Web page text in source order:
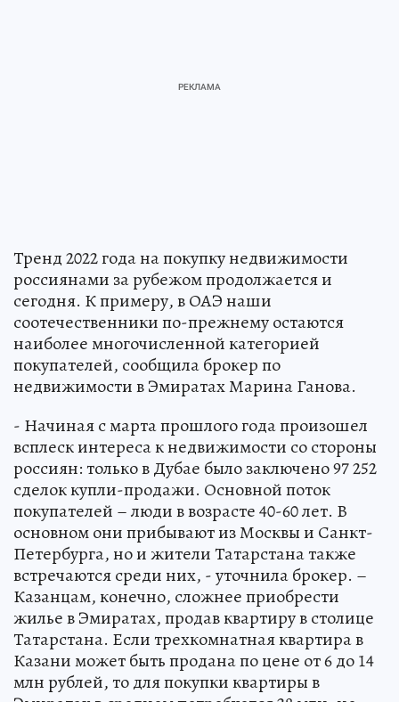
Тренд 2022 года на покупку недвижимости
россиянами за рубежом продолжается и
сегодня. К примеру, в ОАЭ наши
соотечественники по-прежнему остаются
наиболее многочисленной категорией
покупателей, сообщила брокер по
недвижимости в Эмиратах Марина Ганова.
- Начиная с марта прошлого года произошел
всплеск интереса к недвижимости со стороны
россиян: только в Дубае было заключено 97 252
сделок купли-продажи. Основной поток
покупателей – люди в возрасте 40-60 лет. В
основном они прибывают из Москвы и Санкт-
Петербурга, но и жители Татарстана также
встречаются среди них, - уточнила брокер. –
Казанцам, конечно, сложнее приобрести
жилье в Эмиратах, продав квартиру в столице
Татарстана. Если трехкомнатная квартира в
Казани может быть продана по цене от 6 до 14
млн рублей, то для покупки квартиры в